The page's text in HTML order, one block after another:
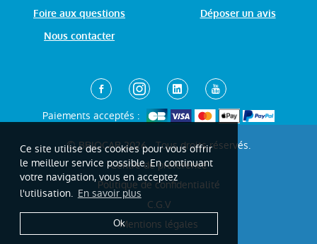
Ce site utilise des cookies pour vous offrir
le meilleur service possible. En continuant
votre navigation, vous en acceptez
l'utilisation. En savoir plus
Ok
Foire aux questions
Nous contacter
Déposer un avis
Paiements acceptés :
© BRIOCAR 2026 - Tous droits réservés.
Centre de préférence
Politique de confidentialité
C.G.V
Mentions légales